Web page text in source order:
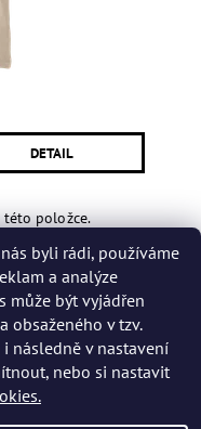
DETAIL
položce.
byli rádi, používáme
a analýze
může být vyjádřen
obsaženého v tzv.
následně v nastavení
nebo si nastavit